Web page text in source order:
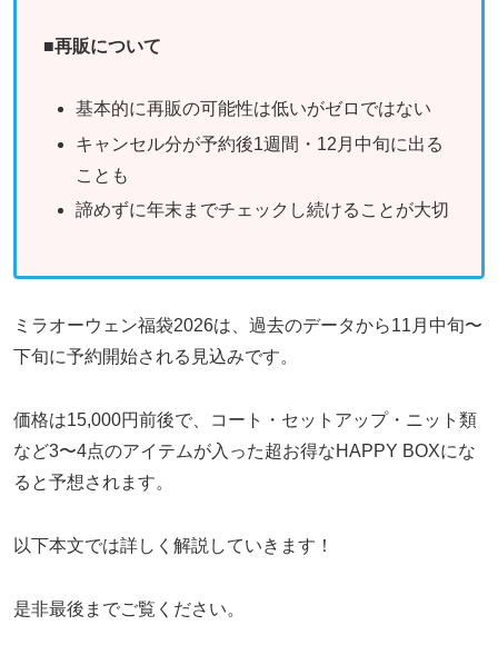
■再販について
基本的に再販の可能性は低いがゼロではない
キャンセル分が予約後1週間・12月中旬に出る
ことも
諦めずに年末までチェックし続けることが大切
ミラオーウェン福袋2026は、過去のデータから11月中旬〜
下旬に予約開始される見込みです。
価格は15,000円前後で、コート・セットアップ・ニット類
など3〜4点のアイテムが入った超お得なHAPPY BOXにな
ると予想されます。
以下本文では詳しく解説していきます！
是非最後までご覧ください。